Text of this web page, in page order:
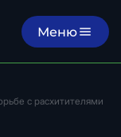
Меню
с расхитителями